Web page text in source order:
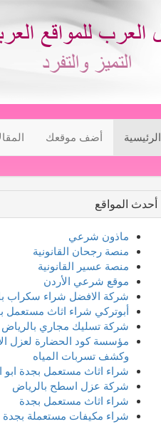
الرئيسية أضف موقعك
أحدث المواقع
ماذون شرعي
منصة رجحان القانونية
منصة عسير القانونية
موقع شرعي الأردن
شركة الافضل شراء سكراب
أبوتركي شراء اثاث مستعمل
شركة تسليك مجاري بالرياض
مؤسسة كود الحضارة لعزل
وكشف تسربات المياه
شراء اثاث مستعمل بجدة ابو
شركة عزل اسطح بالرياض
شراء اثاث مستعمل بجدة
شراء مكيفات مستعملة بجدة